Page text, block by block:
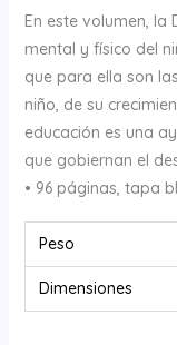
En este volumen, la
mental y físico del
que para ella son
niño, de su
educación es una
que gobiernan el
• 96 páginas, tapa
Peso
Dimensiones